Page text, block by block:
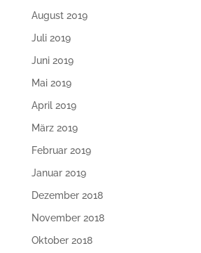
August 2019
Juli 2019
Juni 2019
Mai 2019
April 2019
März 2019
Februar 2019
Januar 2019
Dezember 2018
November 2018
Oktober 2018